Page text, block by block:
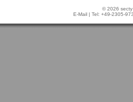
© 2026
E-Mail | Tel: +49-2305-